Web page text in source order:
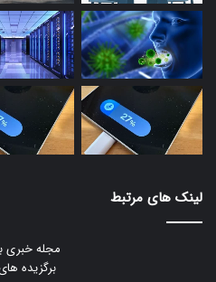
لینک های مرتبط
مجله خبری
برگزیده